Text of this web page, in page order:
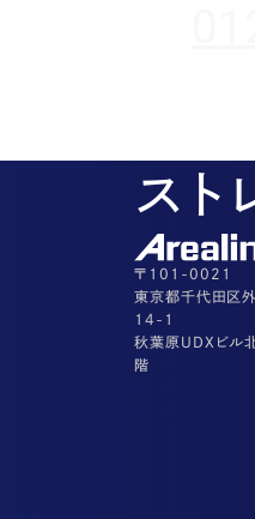
スト
〒101-0021
東京都千代田区
14-1
秋葉原UDXビル
階